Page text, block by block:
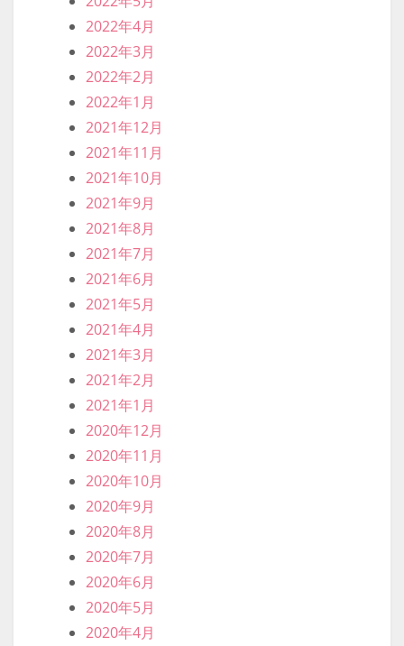
2022年4月
2022年3月
2022年2月
2022年1月
2021年12月
2021年11月
2021年10月
2021年9月
2021年8月
2021年7月
2021年6月
2021年5月
2021年4月
2021年3月
2021年2月
2021年1月
2020年12月
2020年11月
2020年10月
2020年9月
2020年8月
2020年7月
2020年6月
2020年5月
2020年4月